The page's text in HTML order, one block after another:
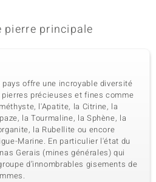
pierre principale
pays offre une incroyable diversité
pierres précieuses et fines comme
l'Apatite, la Citrine, la
la Tourmaline, la Sphène, la
la Rubellite ou encore
Marine. En particulier l'état du
Gerais (mines générales) qui
d’innombrables gisements de